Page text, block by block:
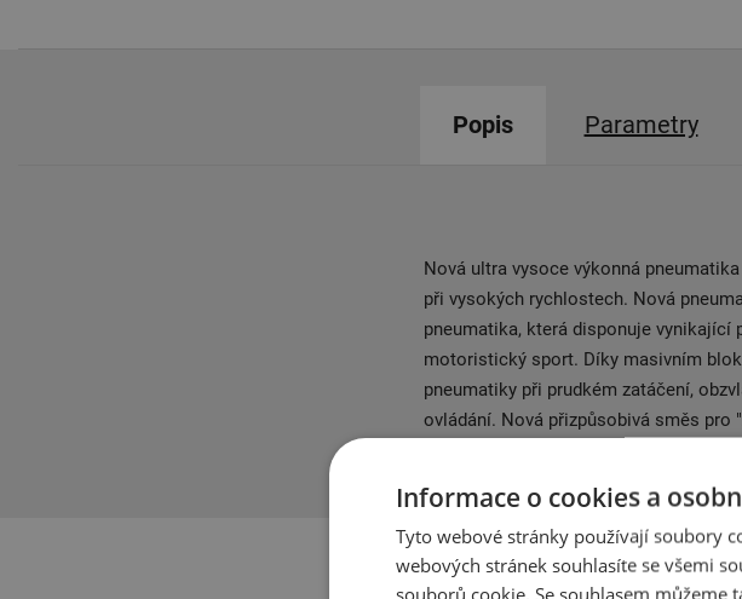
Popis Parametry
Nová ultra vysoce výkonná
při vysokých rychlostech. Nová
pneumatika, která disponuje
motoristický sport. Díky masivním
pneumatiky při prudkém zatáčení,
ovládání. Nová přizpůsobivá směs pro
Informace o cookies a
Tyto webové stránky používají soubory
webových stránek souhlasíte se všemi
souborů cookie. Se souhlasem